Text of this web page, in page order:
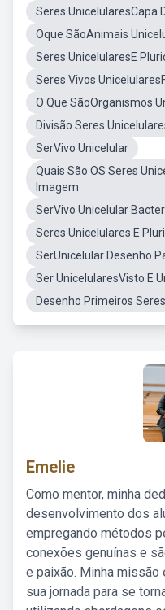
Seres UnicelularesCapa
Oque SãoAnimais
Seres UnicelularesE
Seres Vivos
O Que SãoOrganismos
Divisão Seres
SerVivo Unicelular
Quais São OS Seres
Imagem
SerVivo Unicelular
Seres Unicelulares E
SerUnicelular Desenho
Ser UnicelularesVisto E
Desenho Primeiros
Emelie
Como mentor, minha
desenvolvimento dos
empregando métodos
conexões genuínas e
e paixão. Minha
sua jornada para se